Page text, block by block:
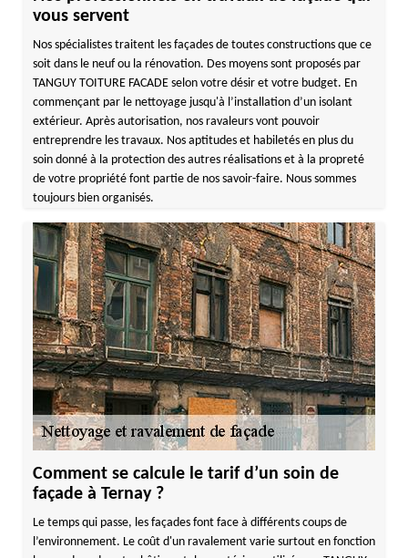
vous servent
Nos spécialistes traitent les façades de toutes constructions que ce
soit dans le neuf ou la rénovation. Des moyens sont proposés par
TANGUY TOITURE FACADE selon votre désir et votre budget. En
commençant par le nettoyage jusqu'à l’installation d’un isolant
extérieur. Après autorisation, nos ravaleurs vont pouvoir
entreprendre les travaux. Nos aptitudes et habiletés en plus du
soin donné à la protection des autres réalisations et à la propreté
de votre propriété font partie de nos savoir-faire. Nous sommes
toujours bien organisés.
Comment se calcule le tarif d’un soin de
façade à Ternay ?
Le temps qui passe, les façades font face à différents coups de
l’environnement. Le coût d'un ravalement varie surtout en fonction